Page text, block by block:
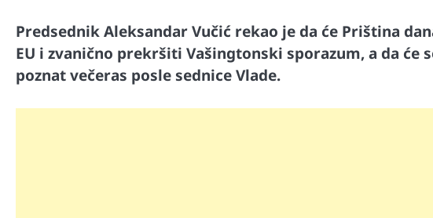
Predsednik Aleksandar Vučić rekao je da će Priština
EU i zvanično prekršiti Vašingtonski sporazum, a da
poznat večeras posle sednice Vlade.